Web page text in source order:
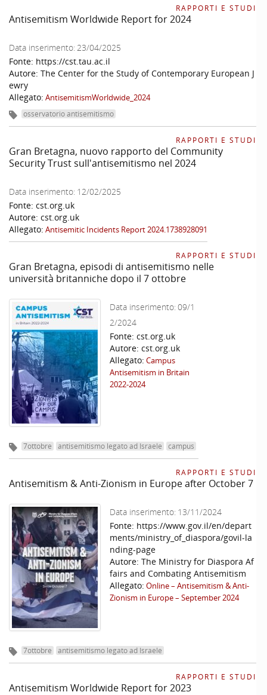
RAPPORTI E STUDI
Antisemitism Worldwide Report for 2024
Data inserimento: 23/04/2025
Fonte: https://cst.tau.ac.il
Autore: The Center for the Study of Contemporary European J
ewry
Allegato: AntisemitismWorldwide_2024
osservatorio antisemitismo
RAPPORTI E STUDI
Gran Bretagna, nuovo rapporto del Community
Security Trust sull'antisemitismo nel 2024
Data inserimento: 12/02/2025
Fonte: cst.org.uk
Autore: cst.org.uk
Allegato: Antisemitic Incidents Report 2024.1738928091
RAPPORTI E STUDI
Gran Bretagna, episodi di antisemitismo nelle
università britanniche dopo il 7 ottobre
Data inserimento: 09/1
2/2024
Fonte: cst.org.uk
Autore: cst.org.uk
Allegato: Campus
Antisemitism in Britain
2022-2024
7ottobre antisemitismo legato ad Israele campus
RAPPORTI E STUDI
Antisemitism & Anti-Zionism in Europe after October 7
Data inserimento: 13/11/2024
Fonte: https://www.gov.il/en/depart
ments/ministry_of_diaspora/govil-la
nding-page
Autore: The Ministry for Diaspora Af
fairs and Combating Antisemitism
Allegato: Online – Antisemitism & Anti-
Zionism in Europe – September 2024
7ottobre antisemitismo legato ad Israele
RAPPORTI E STUDI
Antisemitism Worldwide Report for 2023